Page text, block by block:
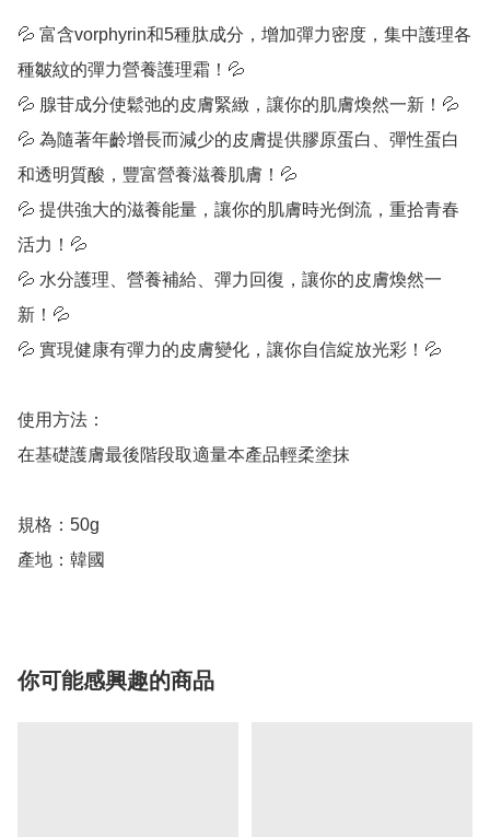
💦 富含vorphyrin和5種肽成分，增加彈力密度，集中護理各
種皺紋的彈力營養護理霜！💦
💦 腺苷成分使鬆弛的皮膚緊緻，讓你的肌膚煥然一新！💦
💦 為隨著年齡增長而減少的皮膚提供膠原蛋白、彈性蛋白
和透明質酸，豐富營養滋養肌膚！💦
💦 提供強大的滋養能量，讓你的肌膚時光倒流，重拾青春
活力！💦
💦 水分護理、營養補給、彈力回復，讓你的皮膚煥然一
新！💦
💦 實現健康有彈力的皮膚變化，讓你自信綻放光彩！💦
使用方法：
在基礎護膚最後階段取適量本產品輕柔塗抹
規格：50g
產地：韓國
你可能感興趣的商品